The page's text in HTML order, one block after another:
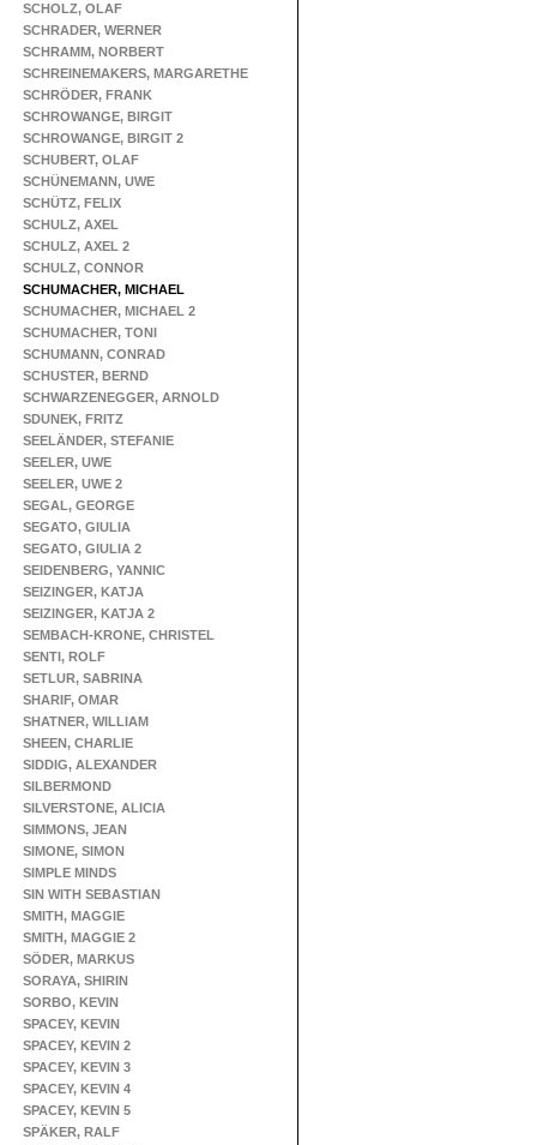
SCHOLZ, OLAF
SCHRADER, WERNER
SCHRAMM, NORBERT
SCHREINEMAKERS, MARGARETHE
SCHRÖDER, FRANK
SCHROWANGE, BIRGIT
SCHROWANGE, BIRGIT 2
SCHUBERT, OLAF
SCHÜNEMANN, UWE
SCHÜTZ, FELIX
SCHULZ, AXEL
SCHULZ, AXEL 2
SCHULZ, CONNOR
SCHUMACHER, MICHAEL
SCHUMACHER, MICHAEL 2
SCHUMACHER, TONI
SCHUMANN, CONRAD
SCHUSTER, BERND
SCHWARZENEGGER, ARNOLD
SDUNEK, FRITZ
SEELÄNDER, STEFANIE
SEELER, UWE
SEELER, UWE 2
SEGAL, GEORGE
SEGATO, GIULIA
SEGATO, GIULIA 2
SEIDENBERG, YANNIC
SEIZINGER, KATJA
SEIZINGER, KATJA 2
SEMBACH-KRONE, CHRISTEL
SENTI, ROLF
SETLUR, SABRINA
SHARIF, OMAR
SHATNER, WILLIAM
SHEEN, CHARLIE
SIDDIG, ALEXANDER
SILBERMOND
SILVERSTONE, ALICIA
SIMMONS, JEAN
SIMONE, SIMON
SIMPLE MINDS
SIN WITH SEBASTIAN
SMITH, MAGGIE
SMITH, MAGGIE 2
SÖDER, MARKUS
SORAYA, SHIRIN
SORBO, KEVIN
SPACEY, KEVIN
SPACEY, KEVIN 2
SPACEY, KEVIN 3
SPACEY, KEVIN 4
SPACEY, KEVIN 5
SPÄKER, RALF